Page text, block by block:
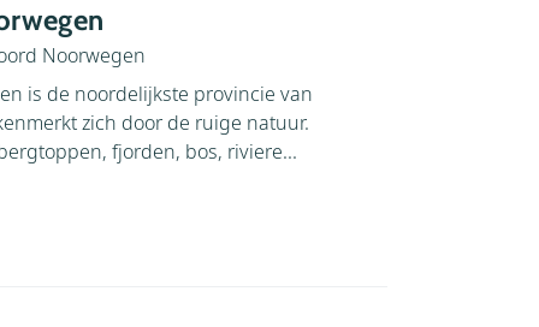
Noorwegen
is de noordelijkste provincie van
zich door de ruige natuur.
fjorden, bos, riviere...